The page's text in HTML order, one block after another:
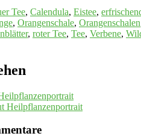
Tee, Calendula, Eistee,
, Orangenschale, Orangenschalen
, roter Tee, Tee, Verbene,
Heilpflanzenportrait